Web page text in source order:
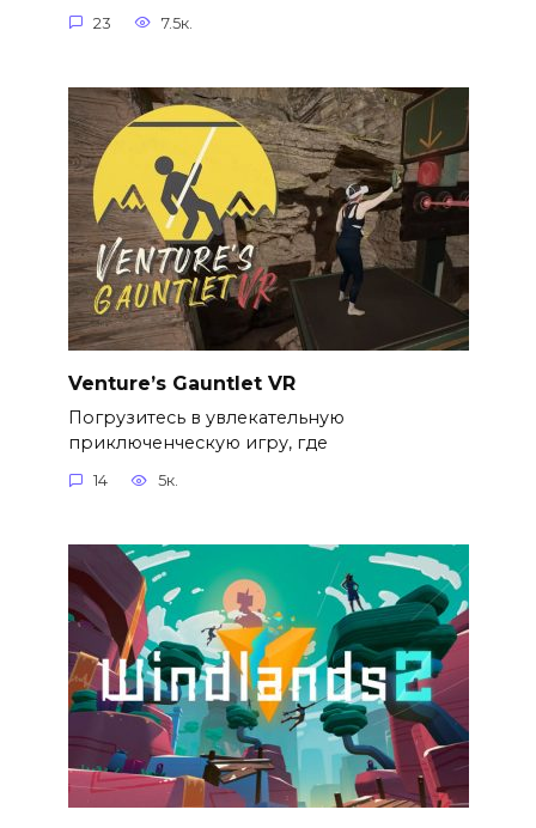
23 7.5к.
Venture’s Gauntlet VR
Погрузитесь в увлекательную
приключенческую игру, где
14 5к.